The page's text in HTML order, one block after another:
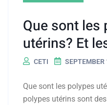
Que sont les
utérins? Et
CETI SEPTEMBER
Que sont les polypes
polypes utérins sont